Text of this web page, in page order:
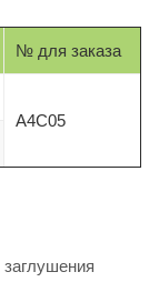
№ для заказа
A4C05